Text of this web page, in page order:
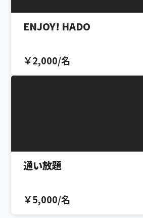
ENJOY! HADO
￥2,000/名
通い放題
￥5,000/名